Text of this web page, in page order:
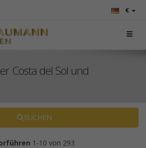
€
Costa del Sol und
SUCHEN
1-10 von 293